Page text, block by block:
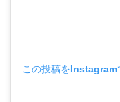
この投稿をInstagram